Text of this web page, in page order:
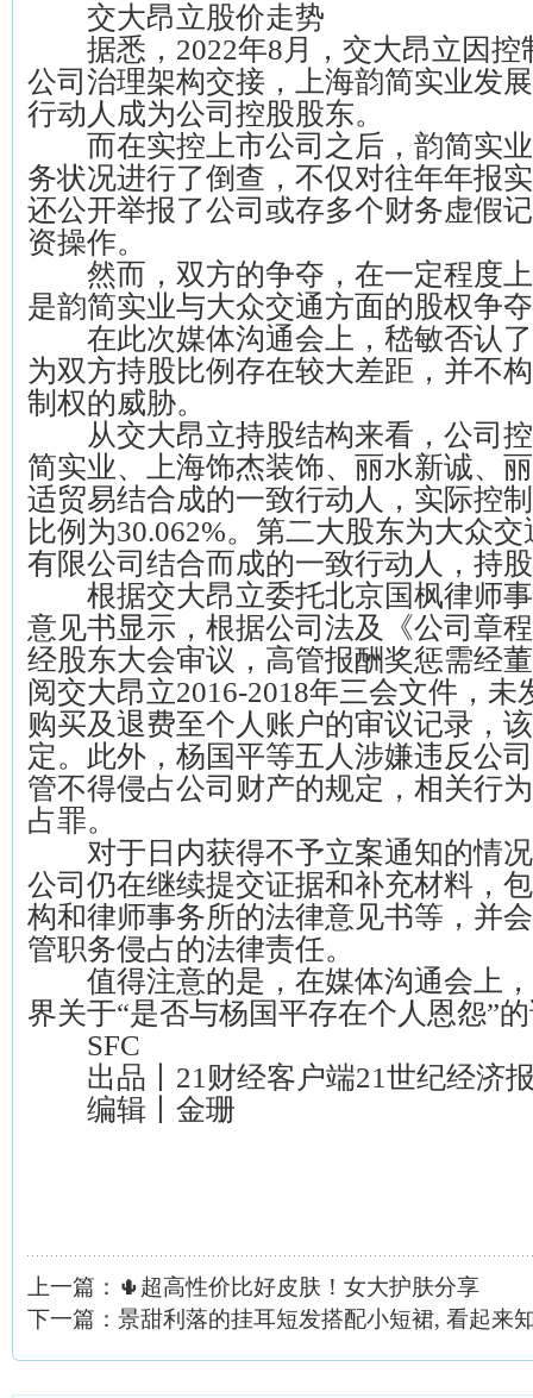
交大昂立股价走势
据悉，2022年8月，交大昂立因控
公司治理架构交接，上海韵简实业发
行动人成为公司控股股东。
而在实控上市公司之后，韵简实业
务状况进行了倒查，不仅对往年年报
还公开举报了公司或存多个财务虚假
资操作。
然而，双方的争夺，在一定程度上
是韵简实业与大众交通方面的股权争
在此次媒体沟通会上，嵇敏否认了
为双方持股比例存在较大差距，并不
制权的威胁。
从交大昂立持股结构来看，公司控
简实业、上海饰杰装饰、丽水新诚、
适贸易结合成的一致行动人，实际控
比例为30.062%。第二大股东为大众
有限公司结合而成的一致行动人，持
根据交大昂立委托北京国枫律师事
意见书显示，根据公司法及《公司章
经股东大会审议，高管报酬奖惩需经
阅交大昂立2016-2018年三会文件，未
购买及退费至个人账户的审议记录，
定。此外，杨国平等五人涉嫌违反公
管不得侵占公司财产的规定，相关行
占罪。
对于日内获得不予立案通知的情况
公司仍在继续提交证据和补充材料，
构和律师事务所的法律意见书等，并
管职务侵占的法律责任。
值得注意的是，在媒体沟通会上，
界关于“是否与杨国平存在个人恩怨”
SFC
出品丨21财经客户端21世纪经济
编辑丨金珊
上一篇： 🌵超高性价比好皮肤！女大护肤分享
下一篇： 景甜利落的挂耳短发搭配小短裙, 看起来